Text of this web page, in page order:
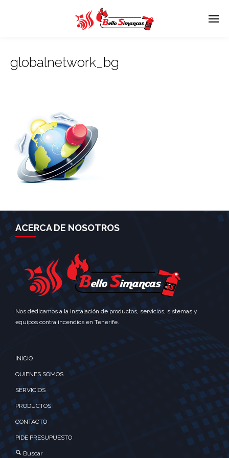
globalnetwork_bg
ACERCA DE NOSOTROS
Nos dedicamos a la instalación de productos, servicios, sistemas y
equipos contra incendios en Tenerife.
INICIO
QUIENES SOMOS
SERVICIOS
PRODUCTOS
CONTACTO
PIDE PRESUPUESTO
Buscar